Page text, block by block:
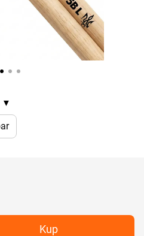
▼
Kup